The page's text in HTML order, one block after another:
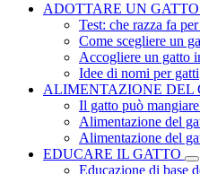
ADOTTARE UN GATTO
Test: che razza fa
Come scegliere un
Accogliere un gatto
Idee di nomi per gatti
ALIMENTAZIONE DEL
Il gatto può
Alimentazione del
Alimentazione del
EDUCARE IL GATTO
Educazione di base